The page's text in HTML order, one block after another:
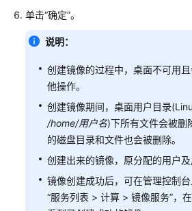
桌
池
桌
面
池
基
操
单击“确定”。
说明：
创建镜像的过程中，桌面不可用
他操作。
创建镜像期间，桌面用户目录
/home/用户名)下所有文件会被删
的磁盘目录和文件也会被删除。
创建出来的镜像，原分配的用户及
镜像创建成功后，可在管理控制
“服务列表 > 计算 > 镜像服务”，